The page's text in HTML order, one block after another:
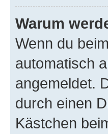
Warum
Wenn du
automatisch
angemeldet.
durch einen
Kästchen